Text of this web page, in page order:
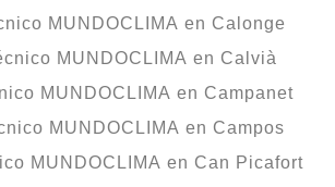
MUNDOCLIMA en Calonge
MUNDOCLIMA en Calvià
MUNDOCLIMA en Campanet
MUNDOCLIMA en Campos
MUNDOCLIMA en Can Picafort